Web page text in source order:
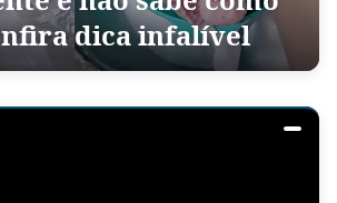
dica infalível